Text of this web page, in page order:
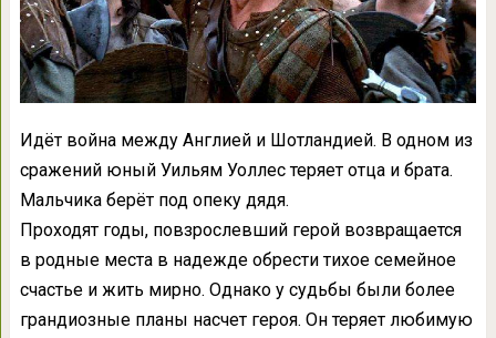
Идёт война между Англией и Шотландией. В одном из
сражений юный Уильям Уоллес теряет отца и брата.
Мальчика берёт под опеку дядя.
Проходят годы, повзрослевший герой возвращается
в родные места в надежде обрести тихое семейное
счастье и жить мирно. Однако у судьбы были более
грандиозные планы насчет героя. Он теряет любимую